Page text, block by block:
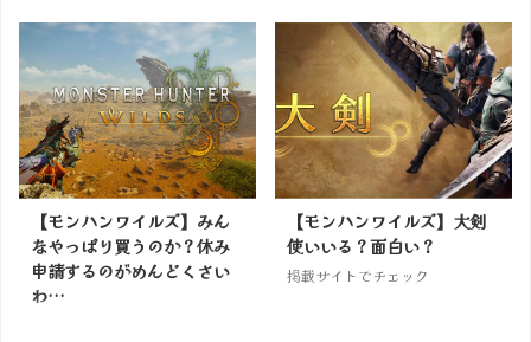
【モンハンワイルズ】みん
なやっぱり買うのか？休み
申請するのがめんどくさい
わ…
【モンハンワイルズ】大剣
使いいる？面白い？
掲載サイトでチェック